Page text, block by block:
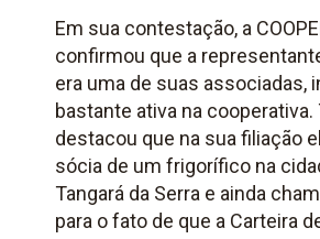
Em sua contestação, a
confirmou que a
era uma de suas associadas,
bastante ativa na cooperativa.
destacou que na sua filiação
sócia de um frigorífico na
Tangará da Serra e ainda
para o fato de que a Carteira